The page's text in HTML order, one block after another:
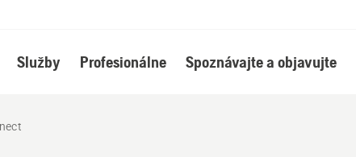
Služby Profesionálne Spoznávajte a objavujte